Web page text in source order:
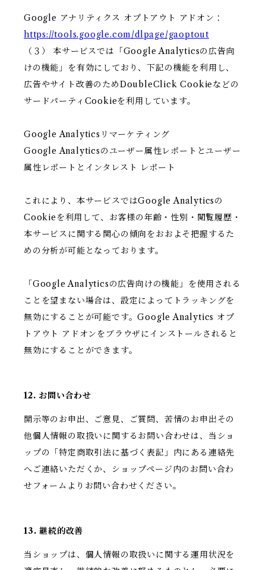
Google アナリティクス オプトアウト アドオン：
https://tools.google.com/dlpage/gaoptout
（３） 本サービスでは「Google Analyticsの広告向
けの機能」を有効にしており、下記の機能を利用し、
広告やサイト改善のためDoubleClick Cookieなどの
サードパーティCookieを利用しています。
Google Analyticsリマーケティング
Google Analyticsのユーザー属性レポートとユーザー
属性レポートとインタレスト レポート
これにより、本サービスではGoogle Analyticsの
Cookieを利用して、お客様の年齢・性別・閲覧履歴・
本サービスに関する関心の傾向をおおよそ把握するた
めの分析が可能となっております。
「Google Analyticsの広告向けの機能」を使用される
ことを望まない場合は、設定によってトラッキングを
無効にすることが可能です。Google Analytics オプ
トアウト アドオンをブラウザにインストールされると
無効にすることができます。
12. お問い合わせ
開示等のお申出、ご意見、ご質問、苦情のお申出その
他個人情報の取扱いに関するお問い合わせは、当ショ
ップの「特定商取引法に基づく表記」内にある連絡先
へご連絡いただくか、ショップページ内のお問い合わ
せフォームよりお問い合わせください。
13. 継続的改善
当ショップは、個人情報の取扱いに関する運用状況を